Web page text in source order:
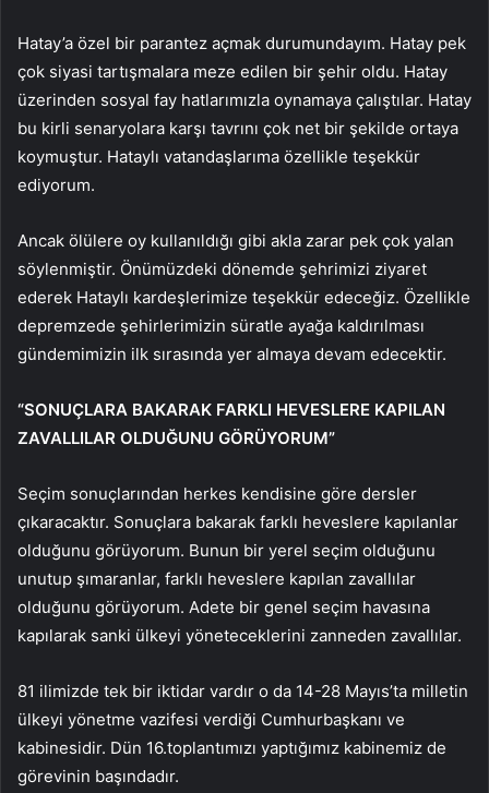
Hatay’a özel bir parantez açmak durumundayım. Hatay pek
çok siyasi tartışmalara meze edilen bir şehir oldu. Hatay
üzerinden sosyal fay hatlarımızla oynamaya çalıştılar. Hatay
bu kirli senaryolara karşı tavrını çok net bir şekilde ortaya
koymuştur. Hataylı vatandaşlarıma özellikle teşekkür
ediyorum.
Ancak ölülere oy kullanıldığı gibi akla zarar pek çok yalan
söylenmiştir. Önümüzdeki dönemde şehrimizi ziyaret
ederek Hataylı kardeşlerimize teşekkür edeceğiz. Özellikle
depremzede şehirlerimizin süratle ayağa kaldırılması
gündemimizin ilk sırasında yer almaya devam edecektir.
“SONUÇLARA BAKARAK FARKLI HEVESLERE KAPILAN
ZAVALLILAR OLDUĞUNU GÖRÜYORUM”
Seçim sonuçlarından herkes kendisine göre dersler
çıkaracaktır. Sonuçlara bakarak farklı heveslere kapılanlar
olduğunu görüyorum. Bunun bir yerel seçim olduğunu
unutup şımaranlar, farklı heveslere kapılan zavallılar
olduğunu görüyorum. Adete bir genel seçim havasına
kapılarak sanki ülkeyi yöneteceklerini zanneden zavallılar.
81 ilimizde tek bir iktidar vardır o da 14-28 Mayıs’ta milletin
ülkeyi yönetme vazifesi verdiği Cumhurbaşkanı ve
kabinesidir. Dün 16.toplantımızı yaptığımız kabinemiz de
görevinin başındadır.